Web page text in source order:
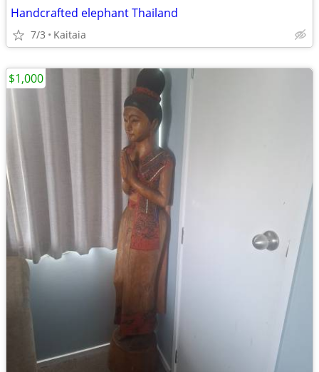
Handcrafted elephant Thailand
7/3 Kaitaia
$1,000